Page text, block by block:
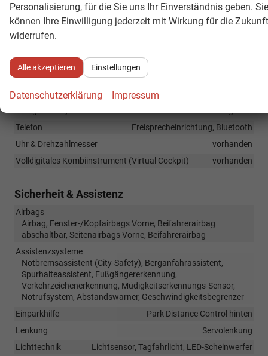
Infotainment & Kommunikation
Audioanlage
Radio/MP3-Player, Radio, Schnittstelle MP3, Schnittstelle USB,
Musikstreaming integriert, Touchscreen
Außentemperaturanzeige
Bordcomputer
Telefon
Freisprecheinrichtung, Bluetooth
Uhr & Drehzahlmesser
vorhanden
Volldigitales Kombiinstrument (Virtual Cockpit)
vorhanden
Sicherheit & Assistenz
Airbags
Airbag, Fenster-/Kopfairbags Vorne, Beifahrerairbag
abschaltbar, Seitenairbags Vorne, Beifahrerairbag
Assistenzsysteme
Notbremsassistent (City-Safety), Berganfahrassistent,
Spurhalteassistent, Fußgängererkennung,
Verkehrzeichenerkennung, Müdigkeitserkennungs-Sensor,
Notrufsystem, Abstandswarner, Geschwindigkeitsbegrenzer
Einparkhilfe
Park Distance Control hinten
Lenkung
Servolenkung
Lichttechnik
Lichtsensor, Tagfahrlicht, LED-Scheinwerfer
Personalisierung, für die Sie uns Ihr Einverständnis geben. Sie
können Ihre Einwilligung jederzeit mit Wirkung für die Zukunft
widerrufen.
Alle akzeptieren Einstellungen
Datenschutzerklärung Impressum